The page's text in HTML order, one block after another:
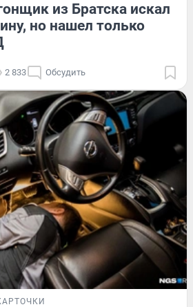
из Братска искал
но нашел только
2 833 Обсудить